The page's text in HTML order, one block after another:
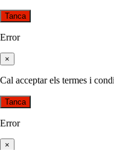
Tanca
Error
×
Cal acceptar els termes i
Tanca
Error
×